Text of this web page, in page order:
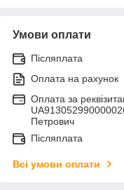
Умови оплати
Післяплата
Оплата на рахунок
Оплата за
Петрович
Післяплата
Всі умови оплати